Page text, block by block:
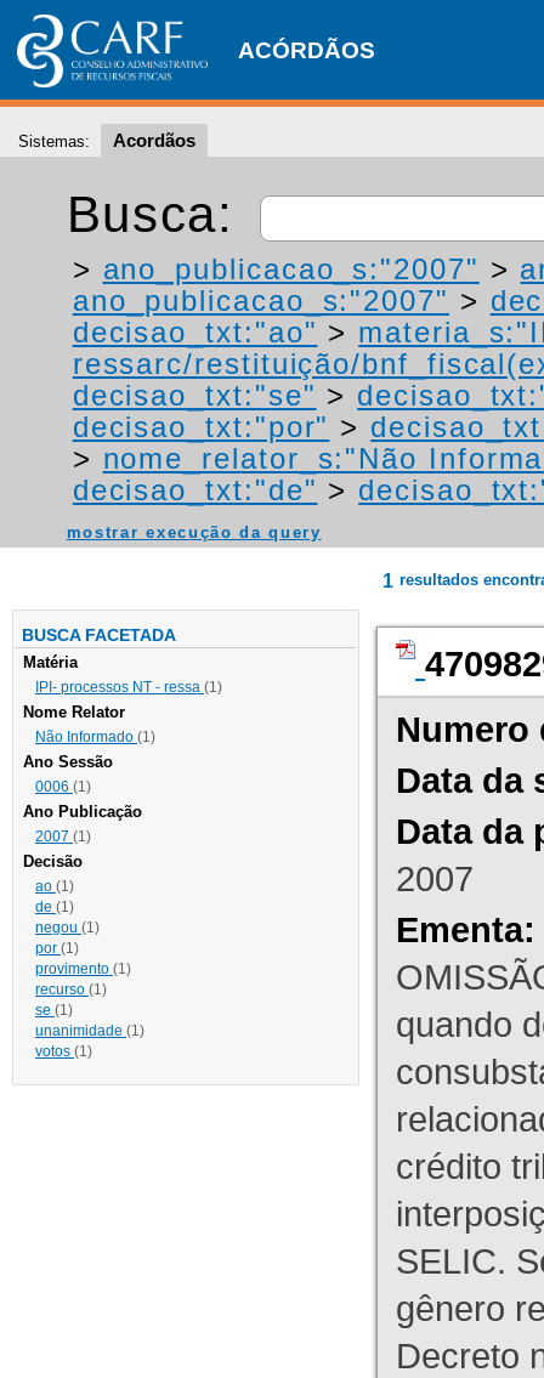
ACÓRDÃOS
Sistemas: Acordãos
Busca:
> ano_publicacao_s:"2007" >
ano_publicacao_s:"2007" >
decisao_txt:"ao" >
ressarc/restituição/
decisao_txt:"se" >
decisao_txt:"por" >
> nome_relator_s:"Não
decisao_txt:"de" >
mostrar execução da query
BUSCA FACETADA
Matéria
IPI- processos NT - ressa (1)
Nome Relator
Não Informado (1)
Ano Sessão
0006 (1)
Ano Publicação
2007 (1)
Decisão
ao (1)
de (1)
negou (1)
por (1)
provimento (1)
recurso (1)
se (1)
unanimidade (1)
votos (1)
1 resultados
Numero
Data da
Data da
2007
Ementa:
quando
crédito
SELIC.
gênero
Decreto